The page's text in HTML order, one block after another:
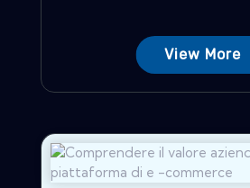
View More